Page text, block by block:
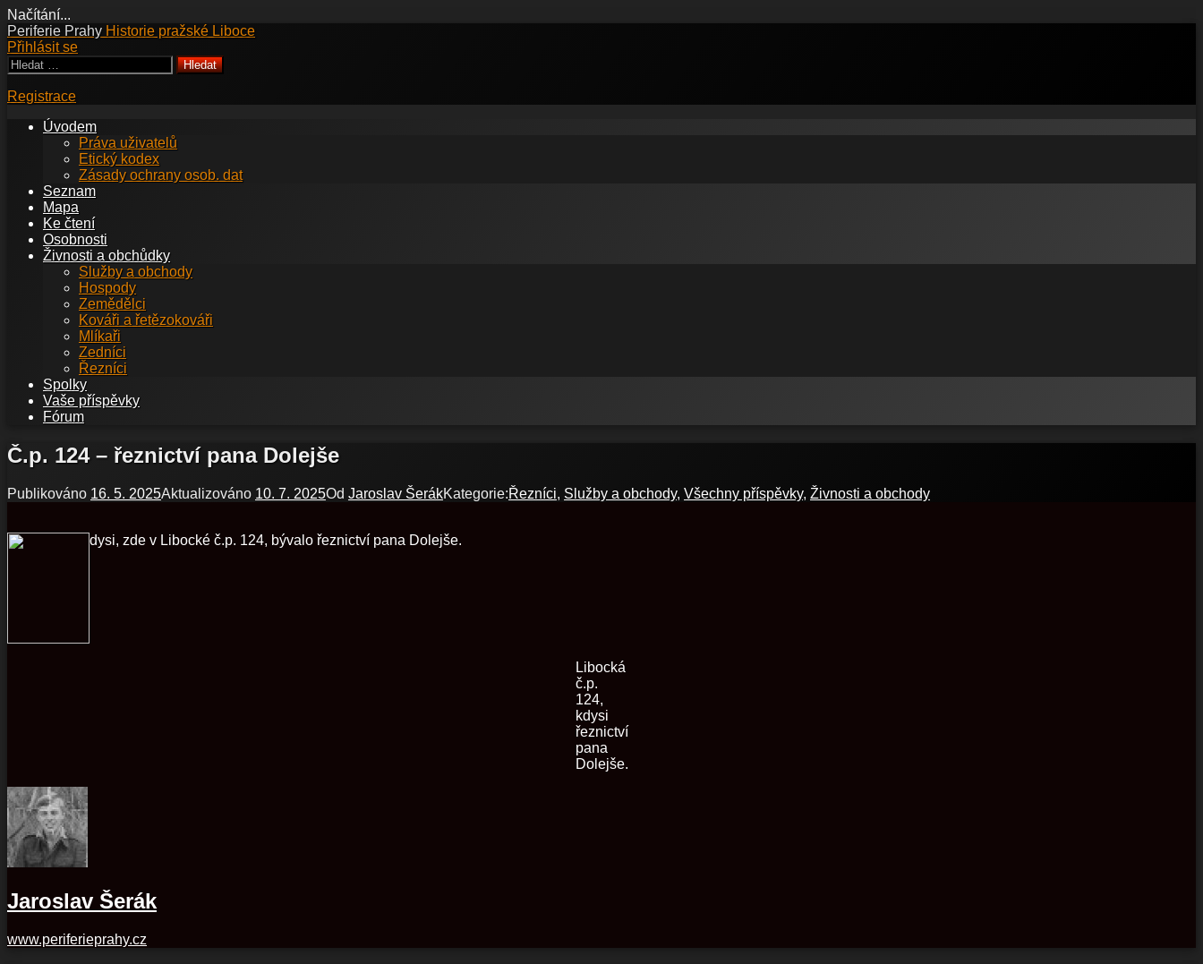
Načítání...
Přejít
k
obsahu
webu
Periferie Prahy Historie pražské Liboce
Přihlásit se
Vyhledávání
Registrace
Úvodem
Práva uživatelů
Etický kodex
Zásady ochrany osob. dat
Seznam
Mapa
Ke čtení
Osobnosti
Živnosti a obchůdky
Služby a obchody
Hospody
Zemědělci
Kováři a řetězokováři
Mlíkaři
Zedníci
Řezníci
Spolky
Vaše příspěvky
Fórum
Č.p. 124 – řeznictví pana Dolejše
Publikováno 16. 5. 2025Aktualizováno 10. 7. 2025Od Jaroslav ŠerákKategorie:Řezníci, Služby a obchody, Všechny příspěvky, Živnosti a obchody
dysi, zde v Libocké č.p. 124, bývalo řeznictví pana Dolejše.
Libocká
č.p.
124,
kdysi
řeznictví
pana
Dolejše.
Jaroslav Šerák
www.periferieprahy.cz